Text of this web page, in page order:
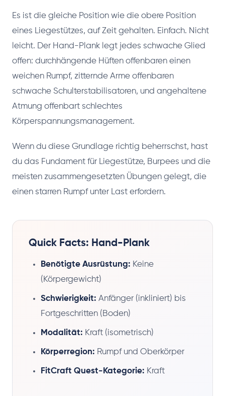
Es ist die gleiche Position wie die obere Position
eines Liegestützes, auf Zeit gehalten. Einfach. Nicht
leicht. Der Hand-Plank legt jedes schwache Glied
offen: durchhängende Hüften offenbaren einen
weichen Rumpf, zitternde Arme offenbaren
schwache Schulterstabilisatoren, und angehaltene
Atmung offenbart schlechtes
Körperspannungsmanagement.
Wenn du diese Grundlage richtig beherrschst, hast
du das Fundament für Liegestütze, Burpees und die
meisten zusammengesetzten Übungen gelegt, die
einen starren Rumpf unter Last erfordern.
Quick Facts: Hand-Plank
Benötigte Ausrüstung: Keine
(Körpergewicht)
Schwierigkeit: Anfänger (inkliniert) bis
Fortgeschritten (Boden)
Modalität: Kraft (isometrisch)
Körperregion: Rumpf und Oberkörper
FitCraft Quest-Kategorie: Kraft